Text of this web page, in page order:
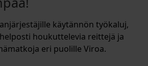
käytännön työkaluj,
houkuttelevia reittejä ja
eri puolille Viroa.